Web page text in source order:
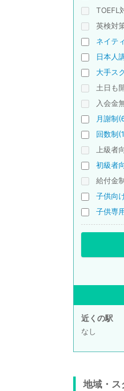
TOEFL
英検対
ネイテ
日本人
大手ス
土日も
入会金
月謝制
回数制
上級者
初級者
給付金
子供向
子供専
近くの駅
なし
地域・ス